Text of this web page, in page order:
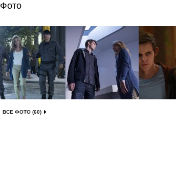
Фото
ВСЕ ФОТО (60)